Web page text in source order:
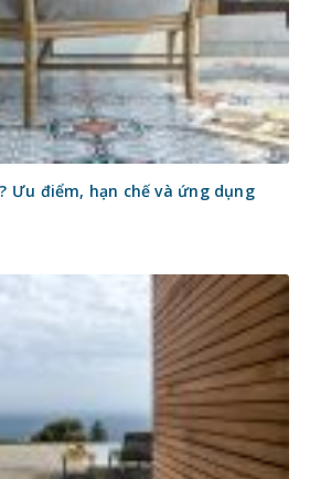
Ưu điểm, hạn chế và ứng dụng